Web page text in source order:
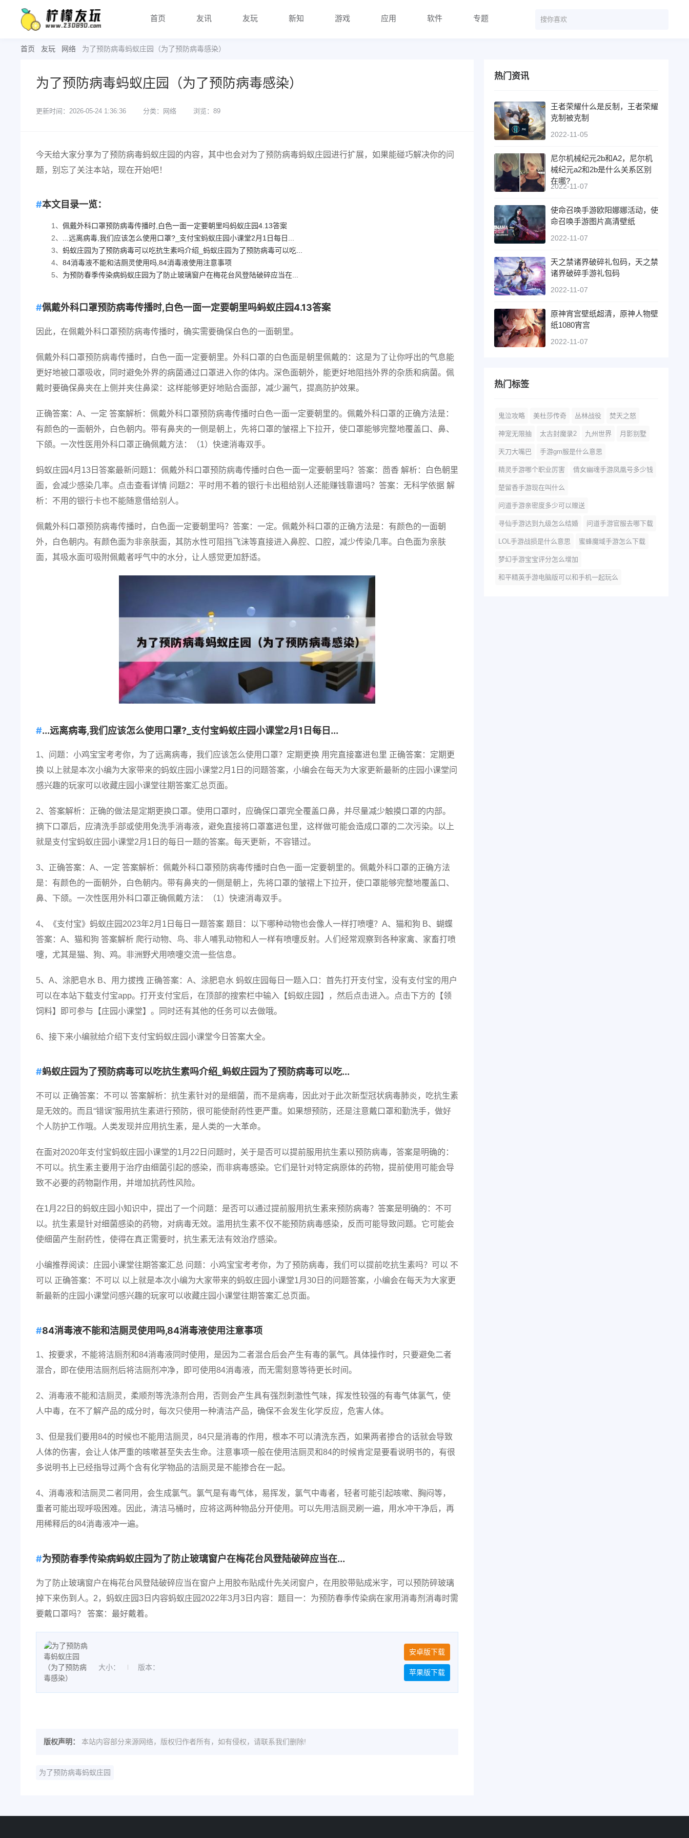
首页 友讯 友玩 新知 游戏 应用 软件 专题
首页 友玩 网络 为了预防病毒蚂蚁庄园（为了预防病毒感染）
为了预防病毒蚂蚁庄园（为了预防病毒感染）
更新时间：2026-05-24 1:36:36 分类：网络 浏览：89
今天给大家分享为了预防病毒蚂蚁庄园的内容，其中也会对为了预防病毒蚂蚁庄园进行扩展，如果能碰巧解决你的问
题，别忘了关注本站，现在开始吧！
本文目录一览：
1、 佩戴外科口罩预防病毒传播时,白色一面一定要朝里吗蚂蚁庄园4.13答案
2、
...远离病毒,我们应该怎么使用口罩?_支付宝蚂蚁庄园小课堂2月1日每日...
3、 蚂蚁庄园为了预防病毒可以吃抗生素吗介绍_蚂蚁庄园为了预防病毒可以吃...
4、 84消毒液不能和洁厕灵使用吗,84消毒液使用注意事项
5、 为预防春季传染病蚂蚁庄园为了防止玻璃窗户在梅花台风登陆破碎应当在...
佩戴外科口罩预防病毒传播时,白色一面一定要朝里吗蚂蚁庄园4.13答案
因此，在佩戴外科口罩预防病毒传播时，确实需要确保白色的一面朝里。
佩戴外科口罩预防病毒传播时，白色一面一定要朝里。外科口罩的白色面是朝里佩戴的：这是为了让你呼出的气息能
更好地被口罩吸收，同时避免外界的病菌通过口罩进入你的体内。深色面朝外，能更好地阻挡外界的杂质和病菌。佩
戴时要确保鼻夹在上侧并夹住鼻梁：这样能够更好地贴合面部，减少漏气，提高防护效果。
正确答案：A、一定 答案解析：佩戴外科口罩预防病毒传播时白色一面一定要朝里的。佩戴外科口罩的正确方法是：
有颜色的一面朝外，白色朝内。带有鼻夹的一侧是朝上，先将口罩的皱褶上下拉开，使口罩能够完整地覆盖口、鼻、
下颌。一次性医用外科口罩正确佩戴方法：（1）快速消毒双手。
蚂蚁庄园4月13日答案最新问题1：佩戴外科口罩预防病毒传播时白色一面一定要朝里吗？答案：茴香 解析：白色朝里
面，会减少感染几率。点击查看详情 问题2：平时用不着的银行卡出租给别人还能赚钱靠谱吗？答案：无科学依据 解
析：不用的银行卡也不能随意借给别人。
佩戴外科口罩预防病毒传播时，白色面一定要朝里吗？答案：一定。佩戴外科口罩的正确方法是：有颜色的一面朝
外，白色朝内。有颜色面为非亲肤面，其防水性可阻挡飞沫等直接进入鼻腔、口腔，减少传染几率。白色面为亲肤
面，其吸水面可吸附佩戴者呼气中的水分，让人感觉更加舒适。
...远离病毒,我们应该怎么使用口罩?_支付宝蚂蚁庄园小课堂2月1日每日...
1、问题：小鸡宝宝考考你，为了远离病毒，我们应该怎么使用口罩？定期更换 用完直接塞进包里 正确答案：定期更
换 以上就是本次小编为大家带来的蚂蚁庄园小课堂2月1日的问题答案，小编会在每天为大家更新最新的庄园小课堂问
感兴趣的玩家可以收藏庄园小课堂往期答案汇总页面。
2、答案解析：正确的做法是定期更换口罩。使用口罩时，应确保口罩完全覆盖口鼻，并尽量减少触摸口罩的内部。
摘下口罩后，应清洗手部或使用免洗手消毒液，避免直接将口罩塞进包里，这样做可能会造成口罩的二次污染。以上
就是支付宝蚂蚁庄园小课堂2月1日的每日一题的答案。每天更新，不容错过。
3、正确答案：A、一定 答案解析：佩戴外科口罩预防病毒传播时白色一面一定要朝里的。佩戴外科口罩的正确方法
是：有颜色的一面朝外，白色朝内。带有鼻夹的一侧是朝上，先将口罩的皱褶上下拉开，使口罩能够完整地覆盖口、
鼻、下颌。一次性医用外科口罩正确佩戴方法：（1）快速消毒双手。
4、《支付宝》蚂蚁庄园2023年2月1日每日一题答案 题目：以下哪种动物也会像人一样打喷嚏？A、猫和狗 B、蝴蝶
答案：A、猫和狗 答案解析 爬行动物、鸟、非人哺乳动物和人一样有喷嚏反射。人们经常观察到各种家禽、家畜打喷
嚏，尤其是猫、狗、鸡。非洲野犬用喷嚏交流一些信息。
5、A、涂肥皂水 B、用力拔拽 正确答案：A、涂肥皂水 蚂蚁庄园每日一题入口：首先打开支付宝，没有支付宝的用户
可以在本站下载支付宝app。打开支付宝后，在顶部的搜索栏中输入【蚂蚁庄园】，然后点击进入。点击下方的【领
饲料】即可参与【庄园小课堂】。同时还有其他的任务可以去做哦。
6、接下来小编就给介绍下支付宝蚂蚁庄园小课堂今日答案大全。
蚂蚁庄园为了预防病毒可以吃抗生素吗介绍_蚂蚁庄园为了预防病毒可以吃...
不可以 正确答案：不可以 答案解析：抗生素针对的是细菌，而不是病毒，因此对于此次新型冠状病毒肺炎，吃抗生素
是无效的。而且“错误”服用抗生素进行预防，很可能使耐药性更严重。如果想预防，还是注意戴口罩和勤洗手，做好
个人防护工作哦。人类发现并应用抗生素，是人类的一大革命。
在面对2020年支付宝蚂蚁庄园小课堂的1月22日问题时，关于是否可以提前服用抗生素以预防病毒，答案是明确的：
不可以。抗生素主要用于治疗由细菌引起的感染，而非病毒感染。它们是针对特定病原体的药物，提前使用可能会导
致不必要的药物副作用，并增加抗药性风险。
在1月22日的蚂蚁庄园小知识中，提出了一个问题：是否可以通过提前服用抗生素来预防病毒？答案是明确的：不可
以。抗生素是针对细菌感染的药物，对病毒无效。滥用抗生素不仅不能预防病毒感染，反而可能导致问题。它可能会
使细菌产生耐药性，使得在真正需要时，抗生素无法有效治疗感染。
小编推荐阅读：庄园小课堂往期答案汇总 问题：小鸡宝宝考考你，为了预防病毒，我们可以提前吃抗生素吗？可以 不
可以 正确答案：不可以 以上就是本次小编为大家带来的蚂蚁庄园小课堂1月30日的问题答案，小编会在每天为大家更
新最新的庄园小课堂问感兴趣的玩家可以收藏庄园小课堂往期答案汇总页面。
84消毒液不能和洁厕灵使用吗,84消毒液使用注意事项
1、按要求，不能将洁厕剂和84消毒液同时使用，是因为二者混合后会产生有毒的氯气。具体操作时，只要避免二者
混合，即在使用洁厕剂后将洁厕剂冲净，即可使用84消毒液，而无需刻意等待更长时间。
2、消毒液不能和洁厕灵，柔顺剂等洗涤剂合用，否则会产生具有强烈刺激性气味，挥发性较强的有毒气体氯气，使
人中毒，在不了解产品的成分时，每次只使用一种清洁产品，确保不会发生化学反应，危害人体。
3、但是我们要用84的时候也不能用洁厕灵，84只是消毒的作用，根本不可以清洗东西，如果两者掺合的话就会导致
人体的伤害，会让人体严重的咳嗽甚至失去生命。注意事项一般在使用洁厕灵和84的时候肯定是要看说明书的，有很
多说明书上已经指导过两个含有化学物品的洁厕灵是不能掺合在一起。
4、消毒液和洁厕灵二者同用，会生成氯气。氯气是有毒气体，易挥发，氯气中毒者，轻者可能引起咳嗽、胸闷等，
重者可能出现呼吸困难。因此，清洁马桶时，应将这两种物品分开使用。可以先用洁厕灵刷一遍，用水冲干净后，再
用稀释后的84消毒液冲一遍。
为预防春季传染病蚂蚁庄园为了防止玻璃窗户在梅花台风登陆破碎应当在...
为了防止玻璃窗户在梅花台风登陆破碎应当在窗户上用胶布贴成什先关闭窗户，在用胶带贴成米字，可以预防碎玻璃
掉下来伤到人。2，蚂蚁庄园3日内容蚂蚁庄园2022年3月3日内容：题目一：为预防春季传染病在家用消毒剂消毒时需
要戴口罩吗？ 答案：最好戴着。
大小： 版本：
安卓版下载
苹果版下载
版权声明： 本站内容部分来源网络，版权归作者所有，如有侵权，请联系我们删除!
为了预防病毒蚂蚁庄园
热门资讯
王者荣耀什么是反制，王者荣耀
克制被克制
2022-11-05
尼尔机械纪元2b和A2，尼尔机
械纪元a2和2b是什么关系区别
在哪?
2022-11-07
使命召唤手游欧阳娜娜活动，使
命召唤手游图片高清壁纸
2022-11-07
天之禁诸界破碎礼包码，天之禁
诸界破碎手游礼包码
2022-11-07
原神宵宫壁纸超清，原神人物壁
纸1080宵宫
2022-11-07
热门标签
鬼泣攻略 美杜莎传奇 丛林战役 焚天之怒
神宠无限抽 太古封魔录2 九州世界 月影别墅
天刀大嘴巴 手游gm服是什么意思
精灵手游哪个职业厉害 倩女幽魂手游凤凰号多少钱
楚留香手游现在叫什么
问道手游亲密度多少可以赠送
寻仙手游达到九级怎么结婚 问道手游官服去哪下载
LOL手游战损是什么意思 蜜蜂魔域手游怎么下载
梦幻手游宝宝评分怎么增加
和平精英手游电脑版可以和手机一起玩么